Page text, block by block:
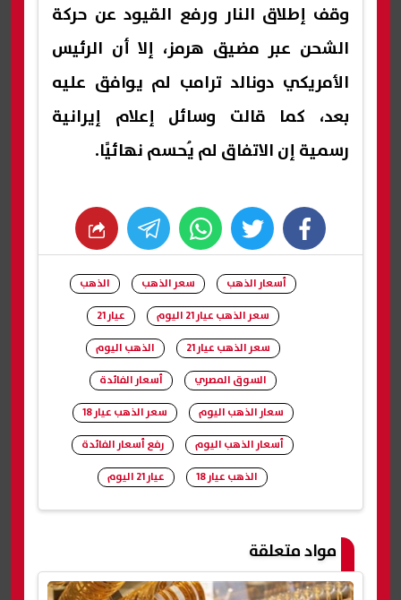
وقف إطلاق النار ورفع القيود عن حركة
الشحن عبر مضيق هرمز، إلا أن الرئيس
الأمريكي دونالد ترامب لم يوافق عليه
بعد، كما قالت وسائل إعلام إيرانية
رسمية إن الاتفاق لم يُحسم نهائيًا.
facebook
twitter
whats
أسعار الذهب سعر الذهب
الذهب
سعر الذهب عيار 21 اليوم
عيار 21
سعر الذهب عيار 21
الذهب اليوم
السوق المصري
أسعار الفائدة
سعار الذهب اليوم
سعر الذهب عيار 18
أسعار الذهب اليوم
رفع أسعار الفائدة
الذهب عيار 18
عيار 21 اليوم
مواد متعلقة